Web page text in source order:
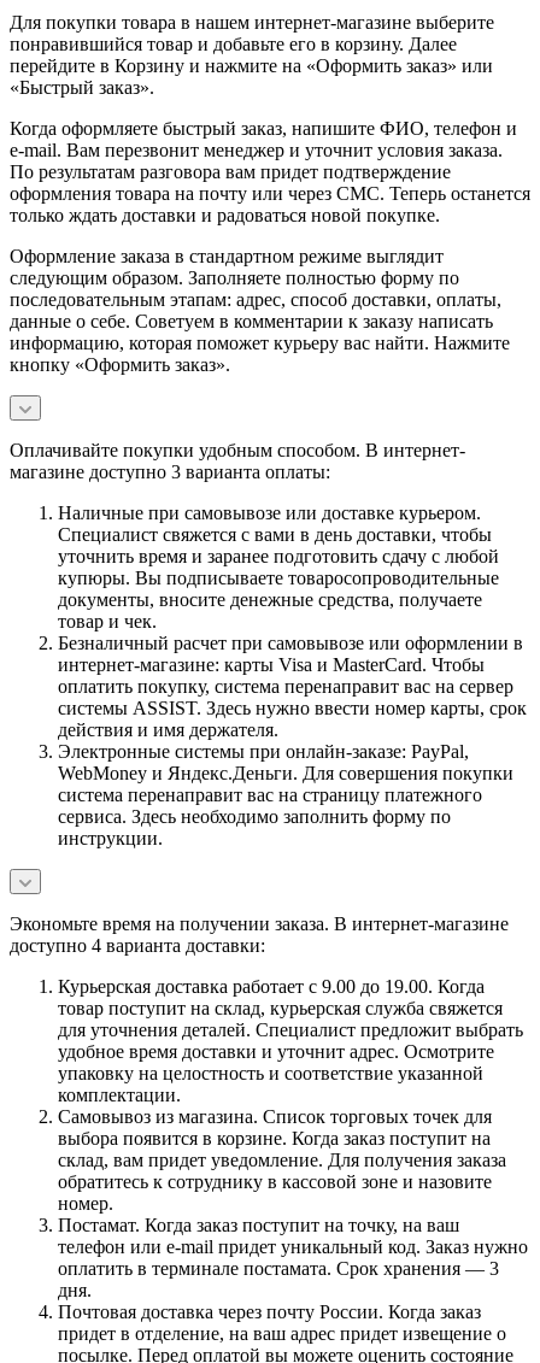
Для покупки товара в нашем интернет-магазине выберите
понравившийся товар и добавьте его в корзину. Далее
перейдите в Корзину и нажмите на «Оформить заказ» или
«Быстрый заказ».
Когда оформляете быстрый заказ, напишите ФИО, телефон и
e-mail. Вам перезвонит менеджер и уточнит условия заказа.
По результатам разговора вам придет подтверждение
оформления товара на почту или через СМС. Теперь останется
только ждать доставки и радоваться новой покупке.
Оформление заказа в стандартном режиме выглядит
следующим образом. Заполняете полностью форму по
последовательным этапам: адрес, способ доставки, оплаты,
данные о себе. Советуем в комментарии к заказу написать
информацию, которая поможет курьеру вас найти. Нажмите
кнопку «Оформить заказ».
Оплачивайте покупки удобным способом. В интернет-
магазине доступно 3 варианта оплаты:
Наличные при самовывозе или доставке курьером.
Специалист свяжется с вами в день доставки, чтобы
уточнить время и заранее подготовить сдачу с любой
купюры. Вы подписываете товаросопроводительные
документы, вносите денежные средства, получаете
товар и чек.
Безналичный расчет при самовывозе или оформлении в
интернет-магазине: карты Visa и MasterCard. Чтобы
оплатить покупку, система перенаправит вас на сервер
системы ASSIST. Здесь нужно ввести номер карты, срок
действия и имя держателя.
Электронные системы при онлайн-заказе: PayPal,
WebMoney и Яндекс.Деньги. Для совершения покупки
система перенаправит вас на страницу платежного
сервиса. Здесь необходимо заполнить форму по
инструкции.
Экономьте время на получении заказа. В интернет-магазине
доступно 4 варианта доставки:
Курьерская доставка работает с 9.00 до 19.00. Когда
товар поступит на склад, курьерская служба свяжется
для уточнения деталей. Специалист предложит выбрать
удобное время доставки и уточнит адрес. Осмотрите
упаковку на целостность и соответствие указанной
комплектации.
Самовывоз из магазина. Список торговых точек для
выбора появится в корзине. Когда заказ поступит на
склад, вам придет уведомление. Для получения заказа
обратитесь к сотруднику в кассовой зоне и назовите
номер.
Постамат. Когда заказ поступит на точку, на ваш
телефон или e-mail придет уникальный код. Заказ нужно
оплатить в терминале постамата. Срок хранения — 3
дня.
Почтовая доставка через почту России. Когда заказ
придет в отделение, на ваш адрес придет извещение о
посылке. Перед оплатой вы можете оценить состояние